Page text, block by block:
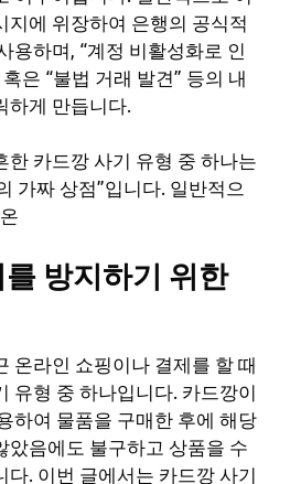
지에 위장하여 은행의 공식적
용하며, “계정 비활성화로 인
은 “불법 거래 발견” 등의 내
하게 만듭니다.
한 카드깡 사기 유형 중 하나는
가짜 상점”입니다. 일반적으
방지하기 위한
온라인 쇼핑이나 결제를 할 때
유형 중 하나입니다. 카드깡이
하여 물품을 구매한 후에 해당
았음에도 불구하고 상품을 수
다. 이번 글에서는 카드깡 사기